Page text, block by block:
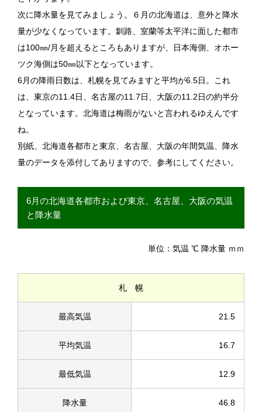
次に降水量を見てみましょう。６月の北海道は、意外と降水
量が少なくなっています。釧路、室蘭等太平洋に面した都市
は100㎜/月を超えるところもありますが、日本海側、オホー
ツク海側は50㎜以下となっています。
6月の降雨日数は、札幌を見てみますと平均が6.5日。これ
は、東京の11.4日、名古屋の11.7日、大阪の11.2日の約半分
となっています。北海道は梅雨がないと言われるゆえんです
ね。
別紙、北海道各都市と東京、名古屋、大阪の年間気温、降水
量のデータを添付してありますので、参考にしてください。
6月の北海道各都市および東京、名古屋、大阪の気温
と降水量
単位：気温 ℃ 降水量 ｍｍ
札 幌
最高気温 21.5
平均気温 16.7
最低気温 12.9
降水量 46.8